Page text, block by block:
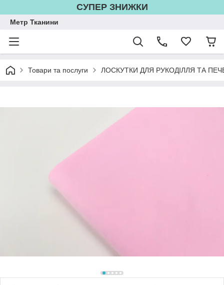
СУПЕР ЗНИЖКИ
Метр Тканини
Товари та послуги ЛОСКУТКИ ДЛЯ РУКОДІЛЛЯ ТА